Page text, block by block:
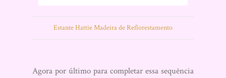
Estante Hattie Madeira de Reflorestamento
Agora por último para completar essa sequência